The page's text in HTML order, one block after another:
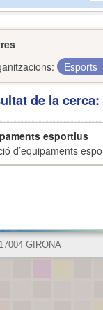
Esports
de la
esportius
d’equipaments
GIRONA